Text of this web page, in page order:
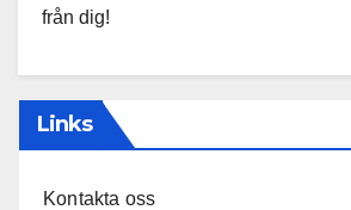
från dig!
Links
Kontakta oss